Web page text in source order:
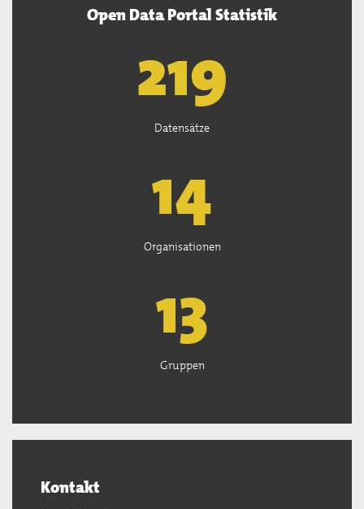
Open Data Portal Statistik
221
Datensätze
15
Organisationen
13
Gruppen
Kontakt